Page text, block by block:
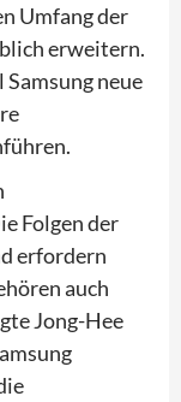
Umfang der
erweitern.
neue
Folgen der
erfordern
auch
Jong-Hee